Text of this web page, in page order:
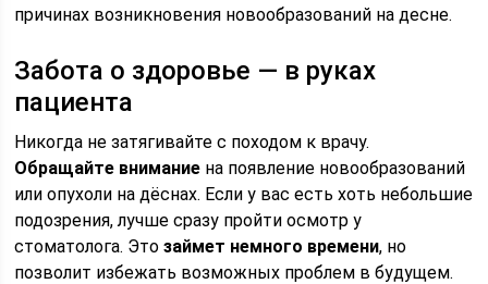
причинах возникновения новообразований на десне.
Забота о здоровье — в руках
пациента
Никогда не затягивайте с походом к врачу.
Обращайте внимание на появление новообразований
или опухоли на дёснах. Если у вас есть хоть небольшие
подозрения, лучше сразу пройти осмотр у
стоматолога. Этозаймет немного времени, но
позволит избежать возможных проблем в будущем.